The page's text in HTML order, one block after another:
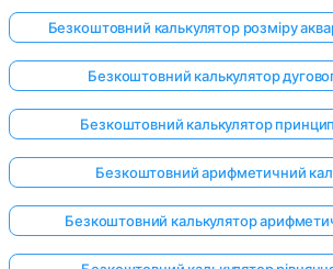
Поки
немає
своє
перше
Безкоштовний калькулятор розміру
Безкоштовний калькулятор
Безкоштовний калькулятор
Безкоштовний арифметичний
Безкоштовний калькулятор